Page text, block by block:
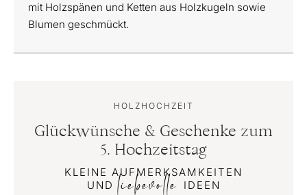
mit Holzspänen und Ketten aus Holzkugeln sowie
Blumen geschmückt.
HOLZHOCHZEIT
Glückwünsche & Geschenke zum
5. Hochzeitstag
KLEINE AUFMERKSAMKEITEN
UNDliebevolle IDEEN